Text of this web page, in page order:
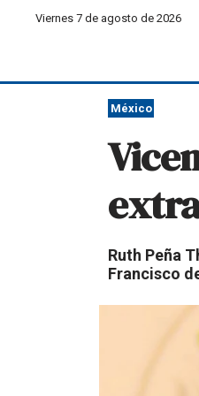
Viernes 7 de agosto de 2026
México
Ruth Peña
Francisco